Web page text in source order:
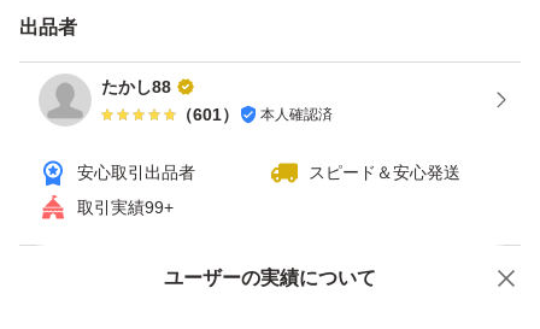
出品者
たかし88
（601） 本人確認済
安心取引出品者
スピード＆安心発送
取引実績99+
ユーザーの実績について
価格の相談 商品への質問